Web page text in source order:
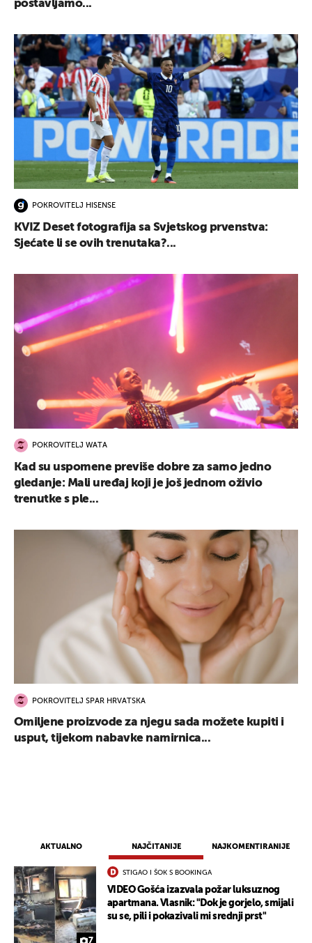
AKTUALNO NAJČITANIJE NAJKOMENTIRANIJE
7
STIGAO I ŠOK S BOOKINGA
VIDEO Gošća izazvala požar luksuznog
apartmana. Vlasnik: "Dok je gorjelo, smijali
su se, pili i pokazivali mi srednji prst"
postavljamo...
POKROVITELJ HISENSE
KVIZ Deset fotografija sa Svjetskog prvenstva:
Sjećate li se ovih trenutaka?...
POKROVITELJ WATA
Kad su uspomene previše dobre za samo jedno
gledanje: Mali uređaj koji je još jednom oživio
trenutke s ple...
POKROVITELJ SPAR HRVATSKA
Omiljene proizvode za njegu sada možete kupiti i
usput, tijekom nabavke namirnica...